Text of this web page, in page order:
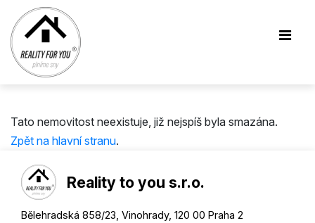
Tato nemovitost neexistuje, již nejspíš byla smazána.
Zpět na hlavní stranu.
Reality to you s.r.o.
Bělehradská 858/23, Vinohrady, 120 00 Praha 2